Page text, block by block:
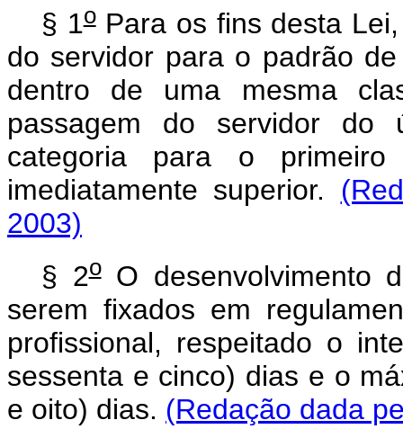
§ 1oPara os fins desta
do servidor para o padrão
dentro de uma mesma
passagem do servidor do
categoria para o
imediatamente superior.
2003)
§ 2oO desenvolvimento
serem fixados em
profissional, respeitado o
sessenta e cinco) dias e o
e oito) dias. (Redação dada